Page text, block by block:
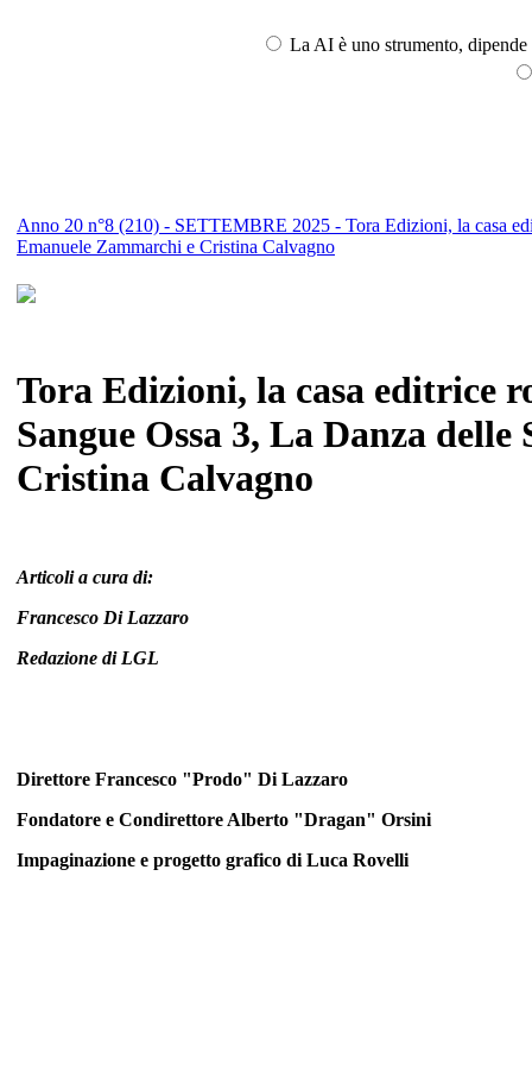
La AI è uno strumento, dipende
Anno 20 n°8 (210) - SETTEMBRE 2025 - Tora Edizioni, la casa
Emanuele Zammarchi e Cristina Calvagno
Tora Edizioni, la casa editrice
Sangue Ossa 3, La Danza
Cristina Calvagno
Articoli a cura di:
Francesco Di Lazzaro
Redazione di LGL
Direttore Francesco "Prodo" Di Lazzaro
Fondatore e Condirettore Alberto "Dragan" Orsini
Impaginazione e progetto grafico di Luca Rovelli